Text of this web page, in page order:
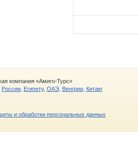
компания «Амиго-Турс»
России Египету, ОАЭ Венгрии Китаю
и обработки персональных данных